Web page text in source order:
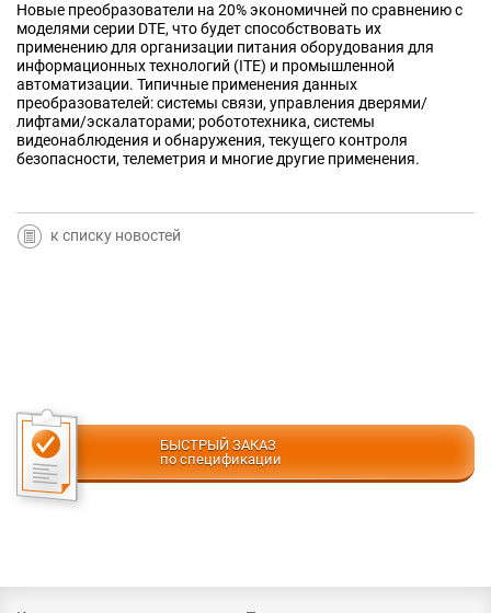
БЫСТРЫЙ ЗАКАЗ
по спецификации
Новые преобразователи на 20% экономичней по сравнению с
моделями серии DTE, что будет способствовать их
применению для организации питания оборудования для
информационных технологий (ITE) и промышленной
автоматизации. Типичные применения данных
преобразователей: системы связи, управления дверями/
лифтами/эскалаторами; робототехника, системы
видеонаблюдения и обнаружения, текущего контроля
безопасности, телеметрия и многие другие применения.
к списку новостей